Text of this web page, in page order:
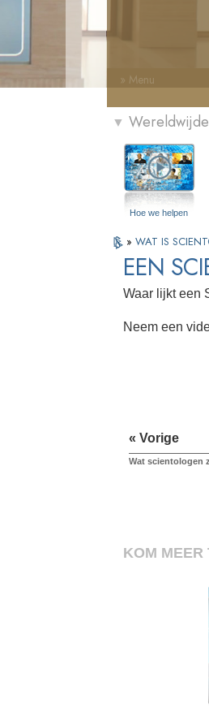
» Menu
▼
Hoe we helpen
» WAT IS
EEN
Waar lijkt een
Neem een
« Vorige
Wat scientologen
KOM MEER